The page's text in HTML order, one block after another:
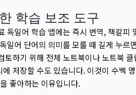
학습 보조 도구
독일어 학습 앱에는 즉시 번역, 책갈피
일어 단어의 의미를 모를 때 길게 누르
토하기 위해 전체 노트북이나 노트북
에 저장할 수도 있습니다. 이것이 수백
좋아하는 이유입니다.